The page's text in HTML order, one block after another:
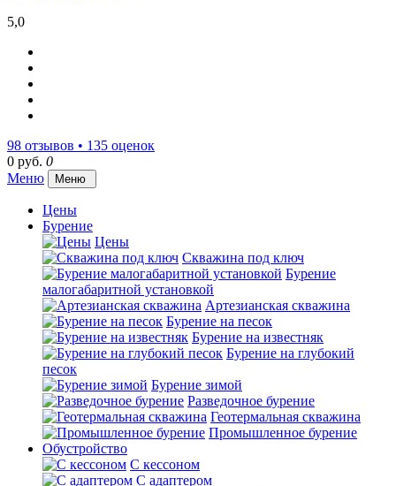
5,0
98 отзывов • 135 оценок
0 руб. 0
Меню
Меню
Цены
Бурение
Цены
Скважина под ключ
Бурение
малогабаритной установкой
Артезианская скважина
Бурение на песок
Бурение на известняк
Бурение на глубокий
песок
Бурение зимой
Разведочное бурение
Геотермальная скважина
Промышленное бурение
Обустройство
С кессоном
С адаптером